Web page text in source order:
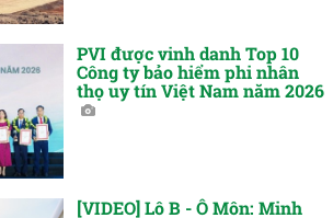
PVI được vinh danh Top 10
Công ty bảo hiểm phi nhân
thọ uy tín Việt Nam năm 2026
[VIDEO] Lô B - Ô Môn: Minh